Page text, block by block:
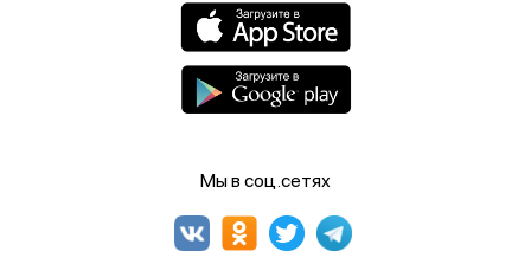
Мы в соц.сетях